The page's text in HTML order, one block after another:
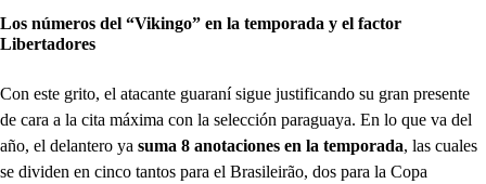
Los números del “Vikingo” en la temporada y el factor
Libertadores
Con este grito, el atacante guaraní sigue justificando su gran presente
de cara a la cita máxima con la selección paraguaya. En lo que va del
año, el delantero ya suma 8 anotaciones en la temporada, las cuales
se dividen en cinco tantos para el Brasileirão, dos para la Copa